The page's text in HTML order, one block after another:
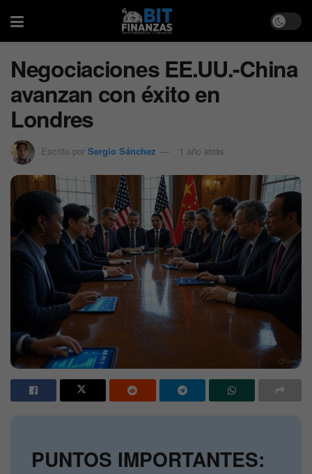
Negociaciones EE.UU.-China
avanzan con éxito en
Londres
Escrito por Sergio Sánchez 1 año atrás
PUNTOS IMPORTANTES: